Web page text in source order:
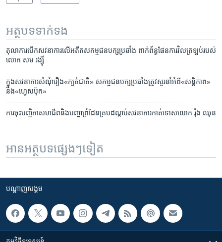
អត្ថបទ​ទាក់ទង
តុលាការ​បើក​សវនាការ​លើ​អតីត​សកម្ម​ជន​បក្ស​ប្រឆាំង ពាក់ព័ន្ធ​ផែនការ​វិល​ត្រឡប់​របស់​
លោក សម រង្ស៊ី
ក្នុង​សវនាការ​សំណុំ​រឿង«ក្បត់​ជាតិ» សកម្មជន​បក្ស​ប្រឆាំង​ត្រូវ​សួរ​នាំ​អំពី«សន្ដិភាព»​
និង​«ហ្វេសប៊ុក»
ការ​ចុះ​បញ្ជិកា​សហជីព​និង​បញ្ហា​ព្រំដែន​គ្របដណ្តប់​សវនាការ​កាត់​ទោស​លោក រ៉ុង ឈុន
អានអត្ថបទផ្សេងៗទៀត
បណ្តាញ​សង្គម